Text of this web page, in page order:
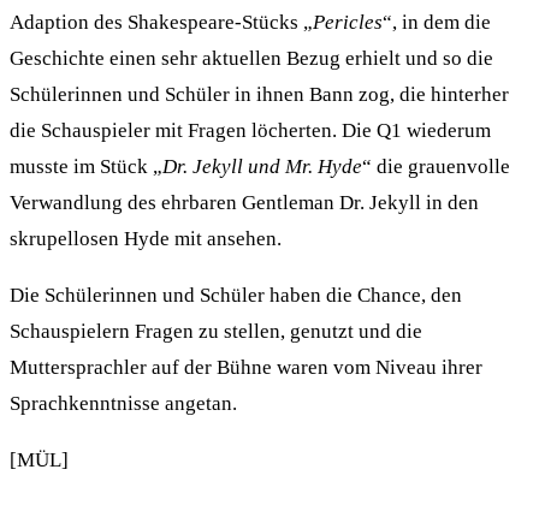
Adaption des Shakespeare-Stücks „Pericles“, in dem die
Geschichte einen sehr aktuellen Bezug erhielt und so die
Schülerinnen und Schüler in ihnen Bann zog, die hinterher
die Schauspieler mit Fragen löcherten. Die Q1 wiederum
musste im Stück „Dr. Jekyll und Mr. Hyde“ die grauenvolle
Verwandlung des ehrbaren Gentleman Dr. Jekyll in den
skrupellosen Hyde mit ansehen.
Die Schülerinnen und Schüler haben die Chance, den
Schauspielern Fragen zu stellen, genutzt und die
Muttersprachler auf der Bühne waren vom Niveau ihrer
Sprachkenntnisse angetan.
[MÜL]